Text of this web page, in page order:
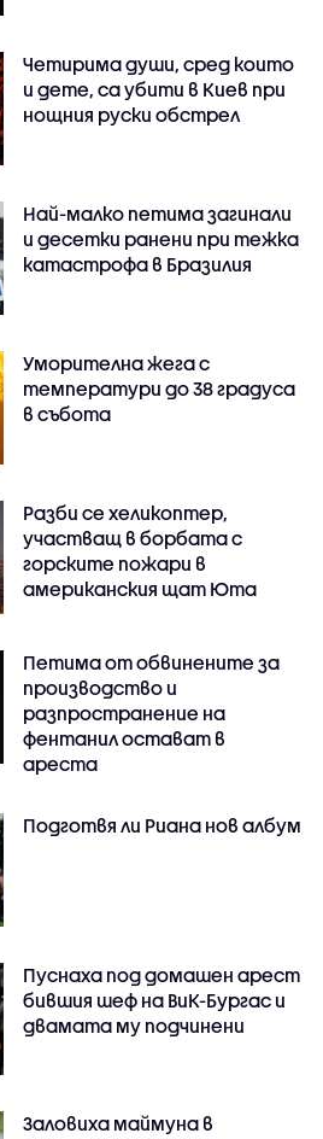
Четирима души, сред които
и дете, са убити в Киев при
нощния руски обстрел
Най-малко петима загинали
и десетки ранени при тежка
катастрофа в Бразилия
Уморителна жега с
температури до 38 градуса
в събота
Разби се хеликоптер,
участващ в борбата с
горските пожари в
американския щат Юта
Петима от обвинените за
производство и
разпространение на
фентанил остават в
ареста
Подготвя ли Риана нов албум
Пуснаха под домашен арест
бившия шеф на ВиК-Бургас и
двамата му подчинени
Заловиха маймуна в